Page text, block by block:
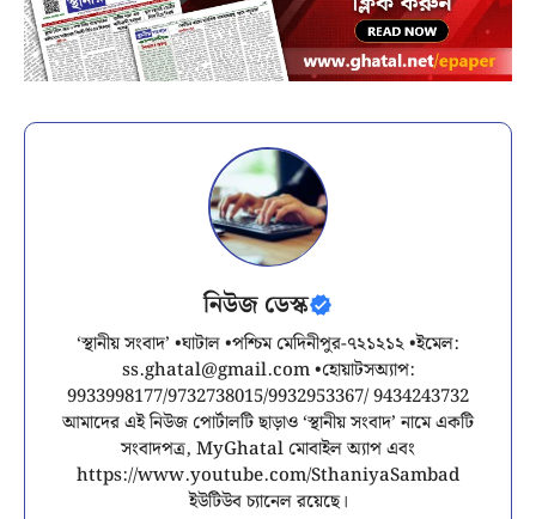
নিউজ ডেস্ক
‘স্থানীয় সংবাদ’ •ঘাটাল •পশ্চিম মেদিনীপুর-৭২১২১২ •ইমেল:
ss.ghatal@gmail.com•হোয়াটসঅ্যাপ:
9933998177/9732738015/9932953367/ 9434243732
আমাদের এই নিউজ পোর্টালটি ছাড়াও ‘স্থানীয় সংবাদ’ নামে একটি
সংবাদপত্র, MyGhatal মোবাইল অ্যাপ এবং
https://www.youtube.com/SthaniyaSambad
ইউটিউব চ্যানেল রয়েছে।